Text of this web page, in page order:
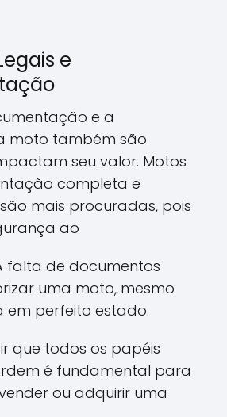
e
e a
moto também são
seu valor. Motos
completa e
mais procuradas, pois
ao
falta de documentos
uma moto, mesmo
em perfeito estado.
que todos os papéis
é fundamental para
ou adquirir uma